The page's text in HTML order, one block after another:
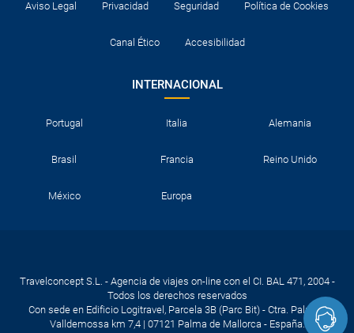
Aviso Legal Privacidad Seguridad Política de Cookies
Canal Ético Accesibilidad
INTERNACIONAL
Portugal Italia Alemania
Brasil Francia Reino Unido
México Europa
Travelconcept S.L. - Agencia de viajes on-line con el CI. BAL 471, 2004 -
Todos los derechos reservados
Con sede en Edificio Logitravel, Parcela 3B (Parc Bit) - Ctra. Palma -
Valldemossa km 7,4 | 07121 Palma de Mallorca - España.